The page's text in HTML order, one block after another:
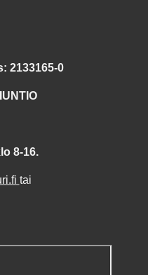
2133165-0
8-16.
tai